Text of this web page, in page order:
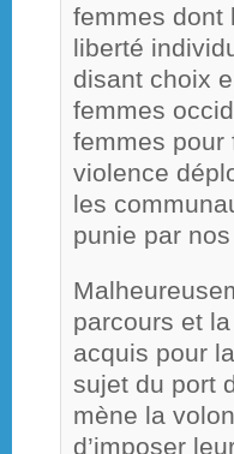
femmes dont
liberté
disant choix
femmes
femmes pour
violence
les
punie par nos
parcours et
acquis pour
sujet du port
mène la
d’imposer